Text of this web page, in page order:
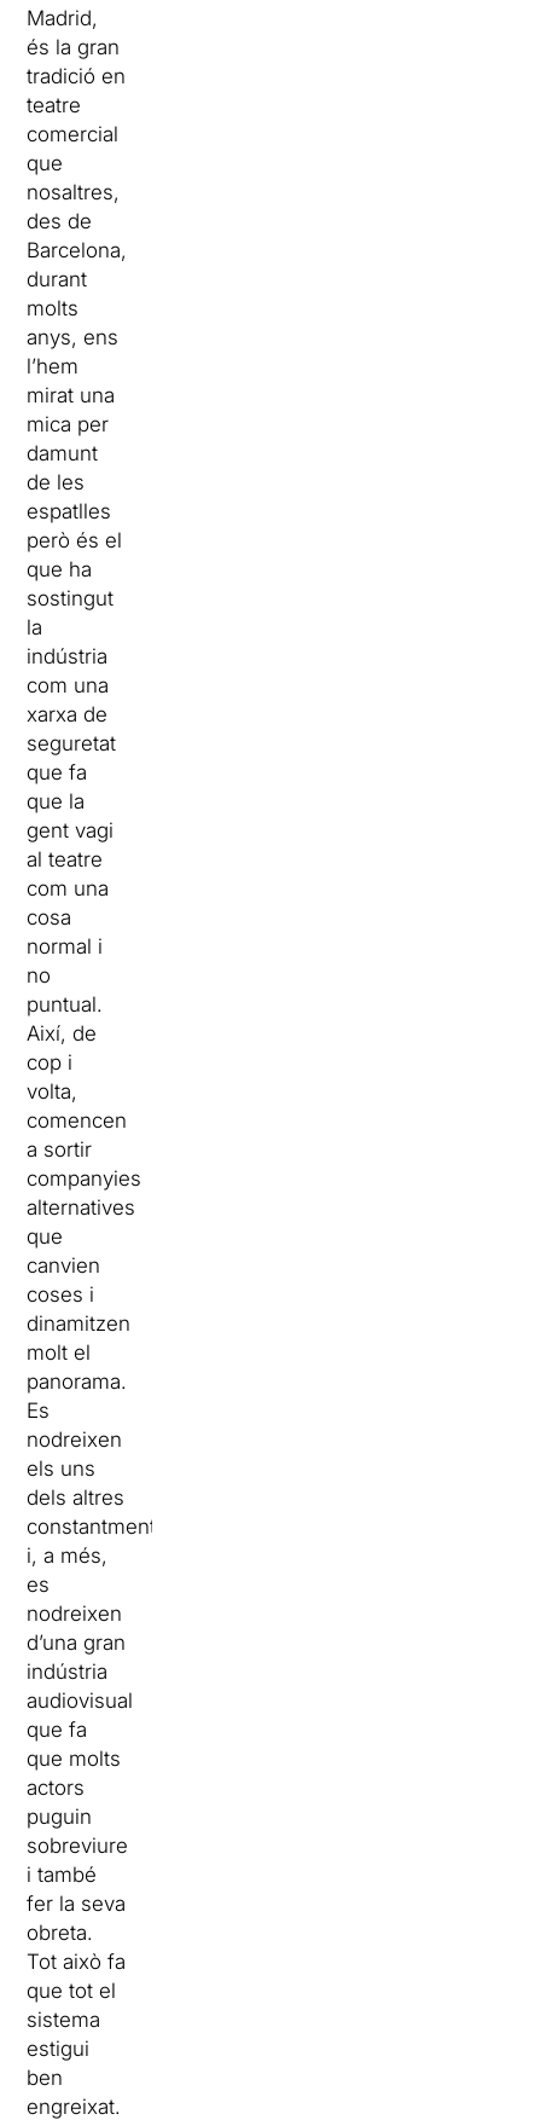
Madrid,
és la gran
tradició en
teatre
comercial
que
nosaltres,
des de
Barcelona,
durant
molts
anys, ens
l’hem
mirat una
mica per
damunt
de les
espatlles
però és el
que ha
sostingut
la
indústria
com una
xarxa de
seguretat
que fa
que la
gent vagi
al teatre
com una
cosa
normal i
no
puntual.
Així, de
cop i
volta,
comencen
a sortir
companyies
alternatives
que
canvien
coses i
dinamitzen
molt el
panorama.
Es
nodreixen
els uns
dels altres
constantment
i, a més,
es
nodreixen
d’una gran
indústria
audiovisual
que fa
que molts
actors
puguin
sobreviure
i també
fer la seva
obreta.
Tot això fa
que tot el
sistema
estigui
ben
engreixat.